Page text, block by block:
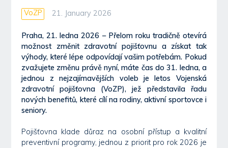
VoZP 21. January 2026
Praha, 21. ledna 2026 – Přelom roku tradičně otevírá
možnost změnit zdravotní pojišťovnu a získat tak
výhody, které lépe odpovídají vašim potřebám. Pokud
zvažujete změnu právě nyní, máte čas do 31. ledna, a
jednou z nejzajímavějších voleb je letos Vojenská
zdravotní pojišťovna (VoZP), jež představila řadu
nových benefitů, které cílí na rodiny, aktivní sportovce i
seniory.
Pojišťovna klade důraz na osobní přístup a kvalitní
preventivní programy, jednou z priorit pro rok 2026 je